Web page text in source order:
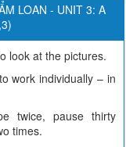
LOAN - UNIT 3: A
look at the pictures.
work individually – in
twice, pause thirty
times.